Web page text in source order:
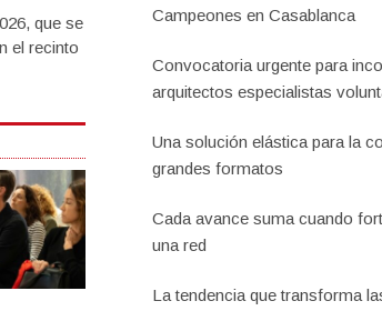
que se
el recinto
Campeones en Casablanca
Convocatoria urgente para
arquitectos especialistas
Una solución elástica para la
grandes formatos
Cada avance suma cuando
una red
La tendencia que transforma